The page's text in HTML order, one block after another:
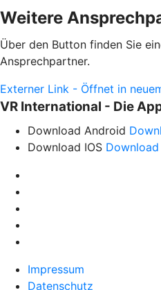
Weitere
Über den Button finden Sie
Ansprechpartner.
Externer Link - Öffnet in
VR International - Die
Download Android
Download IOS Download
Impressum
Datenschutz